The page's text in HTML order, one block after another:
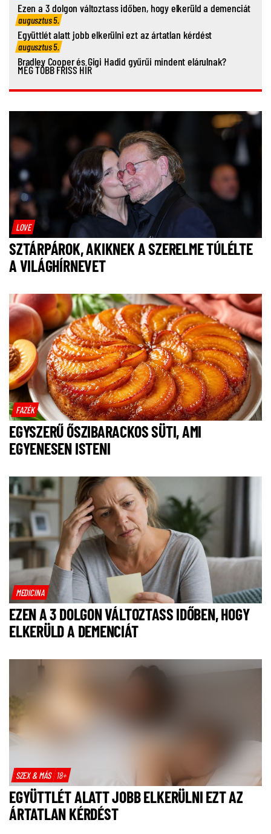
Ezen a 3 dolgon változtass időben, hogy elkerüld a demenciát
augusztus 5.
Együttlét alatt jobb elkerülni ezt az ártatlan kérdést
augusztus 5.
Bradley Cooper és Gigi Hadid gyűrűi mindent elárulnak?
MÉG TÖBB FRISS HÍR
LOVE
SZTÁRPÁROK, AKIKNEK A SZERELME TÚLÉLTE
A VILÁGHÍRNEVET
FAZÉK
EGYSZERŰ ŐSZIBARACKOS SÜTI, AMI
EGYENESEN ISTENI
MEDICINA
EZEN A 3 DOLGON VÁLTOZTASS IDŐBEN, HOGY
ELKERÜLD A DEMENCIÁT
SZEX & MÁS 18+
EGYÜTTLÉT ALATT JOBB ELKERÜLNI EZT AZ
ÁRTATLAN KÉRDÉST